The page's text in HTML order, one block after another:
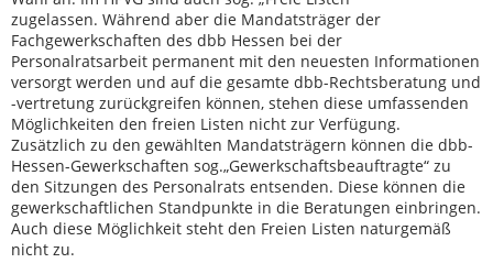
zugelassen. Während aber die Mandatsträger der
Fachgewerkschaften des dbb Hessen bei der
Personalratsarbeit permanent mit den neuesten Informationen
versorgt werden und auf die gesamte dbb-Rechtsberatung und
-vertretung zurückgreifen können, stehen diese umfassenden
Möglichkeiten den freien Listen nicht zur Verfügung.
Zusätzlich zu den gewählten Mandatsträgern können die dbb-
Hessen-Gewerkschaften sog.„Gewerkschaftsbeauftragte“ zu
den Sitzungen des Personalrats entsenden. Diese können die
gewerkschaftlichen Standpunkte in die Beratungen einbringen.
Auch diese Möglichkeit steht den Freien Listen naturgemäß
nicht zu.